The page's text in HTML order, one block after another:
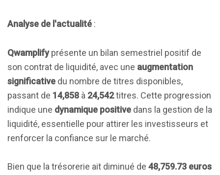
Analyse de l'actualité :
Qwamplifyprésente un bilan semestriel positif de
son contrat de liquidité, avec une augmentation
significative du nombre de titres disponibles,
passant de 14,858 à 24,542titres. Cette progression
indique une dynamique positive dans la gestion de la
liquidité, essentielle pour attirer les investisseurs et
renforcer la confiance sur le marché.
Bien que la trésorerie ait diminué de 48,759.73 euros